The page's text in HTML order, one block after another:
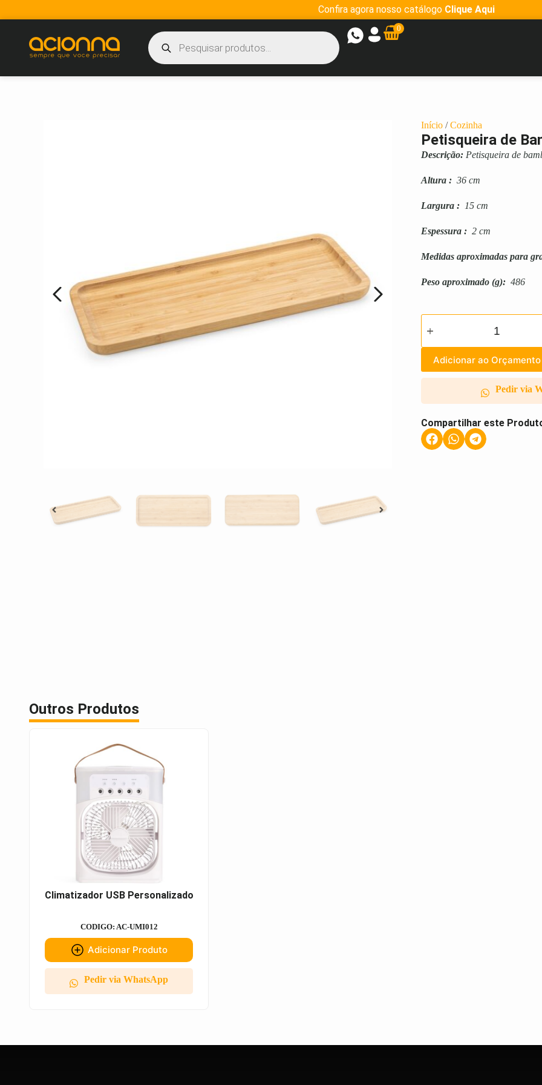
Confira agora nosso catálogo Clique Aqui
0
Início /Cozinha
Petisqueira de
Descrição: Petisqueira de
Altura : 36 cm
Largura : 15 cm
Espessura : 2 cm
Medidas aproximadas para
Peso aproximado (g): 486
Adicionar ao Orçamento
Pedir via
Compartilhar este
Outros Produtos
Climatizador USB Personalizado
CODIGO: AC-UMI012
Adicionar Produto
Pedir via WhatsApp